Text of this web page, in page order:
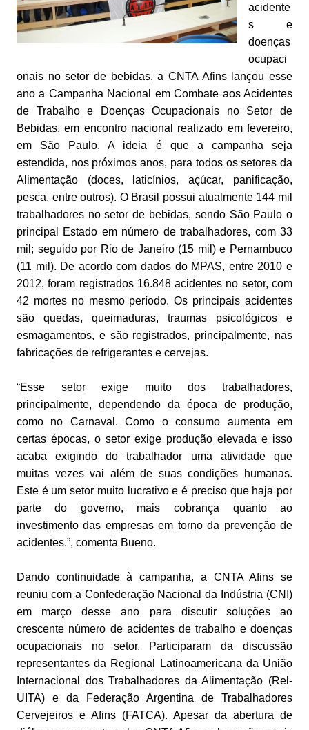
acidente
s e
doenças
ocupaci
onais no setor de bebidas, a CNTA Afins lançou esse
ano a Campanha Nacional em Combate aos Acidentes
de Trabalho e Doenças Ocupacionais no Setor de
Bebidas, em encontro nacional realizado em fevereiro,
em São Paulo. A ideia é que a campanha seja
estendida, nos próximos anos, para todos os setores da
Alimentação (doces, laticínios, açúcar, panificação,
pesca, entre outros). O Brasil possui atualmente 144 mil
trabalhadores no setor de bebidas, sendo São Paulo o
principal Estado em número de trabalhadores, com 33
mil; seguido por Rio de Janeiro (15 mil) e Pernambuco
(11 mil). De acordo com dados do MPAS, entre 2010 e
2012, foram registrados 16.848 acidentes no setor, com
42 mortes no mesmo período. Os principais acidentes
são quedas, queimaduras, traumas psicológicos e
esmagamentos, e são registrados, principalmente, nas
fabricações de refrigerantes e cervejas.
“Esse setor exige muito dos trabalhadores,
principalmente, dependendo da época de produção,
como no Carnaval. Como o consumo aumenta em
certas épocas, o setor exige produção elevada e isso
acaba exigindo do trabalhador uma atividade que
muitas vezes vai além de suas condições humanas.
Este é um setor muito lucrativo e é preciso que haja por
parte do governo, mais cobrança quanto ao
investimento das empresas em torno da prevenção de
acidentes.”, comenta Bueno.
Dando continuidade à campanha, a CNTA Afins se
reuniu com a Confederação Nacional da Indústria (CNI)
em março desse ano para discutir soluções ao
crescente número de acidentes de trabalho e doenças
ocupacionais no setor. Participaram da discussão
representantes da Regional Latinoamericana da União
Internacional dos Trabalhadores da Alimentação (Rel-
UITA) e da Federação Argentina de Trabalhadores
Cervejeiros e Afins (FATCA). Apesar da abertura de